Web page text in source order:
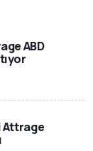
ABD
Attrage